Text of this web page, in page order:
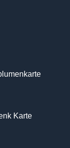
Karte